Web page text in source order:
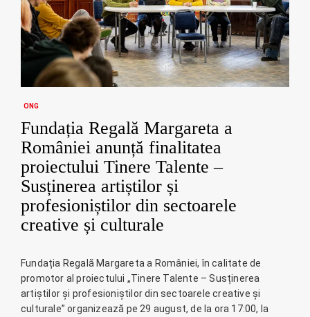
ONG
Fundația Regală Margareta a
României anunță finalitatea
proiectului Tinere Talente –
Susținerea artiștilor și
profesioniștilor din sectoarele
creative și culturale
Fundația Regală Margareta a României, în calitate de
promotor al proiectului „Tinere Talente – Susținerea
artiștilor și profesioniștilor din sectoarele creative și
culturale” organizează pe 29 august, de la ora 17:00, la